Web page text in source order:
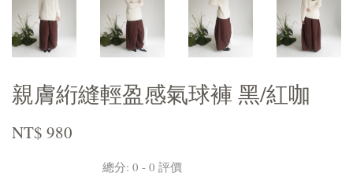
親膚絎縫輕盈感氣球褲 黑/紅咖
NT$ 980
總分: 0 - 0 評價